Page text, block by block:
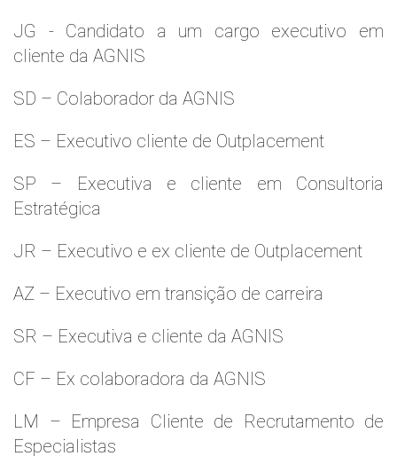
JG - Candidato a um cargo executivo em
cliente da AGNIS
SD – Colaborador da AGNIS
ES – Executivo cliente de Outplacement
SP – Executiva e cliente em Consultoria
Estratégica
JR – Executivo e ex cliente de Outplacement
AZ – Executivo em transição de carreira
SR – Executiva e cliente da AGNIS
CF – Ex colaboradora da AGNIS
LM – Empresa Cliente de Recrutamento de
Especialistas